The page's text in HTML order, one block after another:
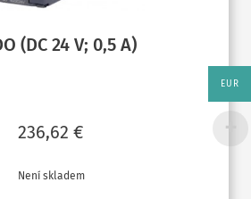
(DC 24 V; 0,5 A)
236,62 €
Není skladem
EUR